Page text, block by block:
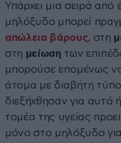
Υπάρχει μια σειρά από
μηλόξυδο μπορεί
απώλεια βάρους, στη
στη μείωση των
μπορούσε επομένως να
άτομα με διαβήτη
διεξήχθησαν για αυτό
τομέα της υγείας
μόνο στο μηλόξυδο